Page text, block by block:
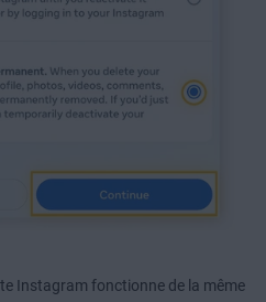
Instagram fonctionne de la même